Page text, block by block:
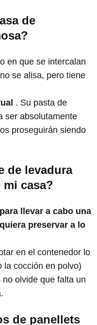
de
en que se intercalan
se alisa, pero tiene
. Su pasta de
ser absolutamente
proseguirán siendo
de levadura
mi casa?
llevar a cabo una
preservar a lo
en el contenedor lo
la cocción en polvo)
olvide que falta un
de panellets